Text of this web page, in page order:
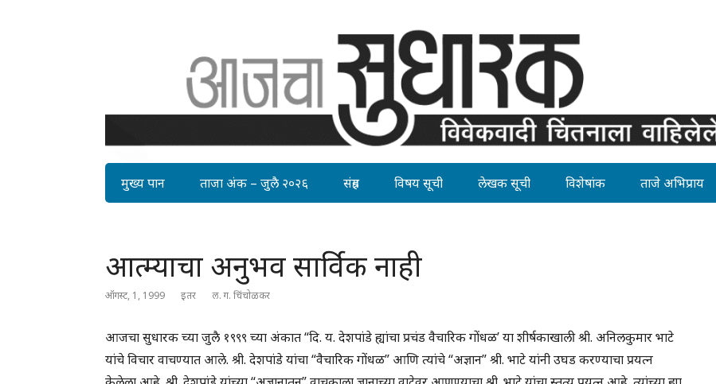
मुख्य पान ताजा अंक – जुलै २०२६ संग्रह विषय सूची लेखक सूची विशेषांक ताजे अभिप्राय
आत्म्याचा अनुभव सार्विक नाही
ऑगस्ट, 1, 1999 इतर ल. ग. चिंचोळकर
आजचा सुधारक च्या जुलै १९९९ च्या अंकात “दि. य. देशपांडे ह्यांचा प्रचंड वैचारिक गोंधळ’ या शीर्षकाखाली श्री. अनिलकुमार भाटे
यांचे विचार वाचण्यात आले. श्री. देशपांडे यांचा “वैचारिक गोंधळ” आणि त्यांचे “अज्ञान” श्री. भाटे यांनी उघड करण्याचा प्रयत्न